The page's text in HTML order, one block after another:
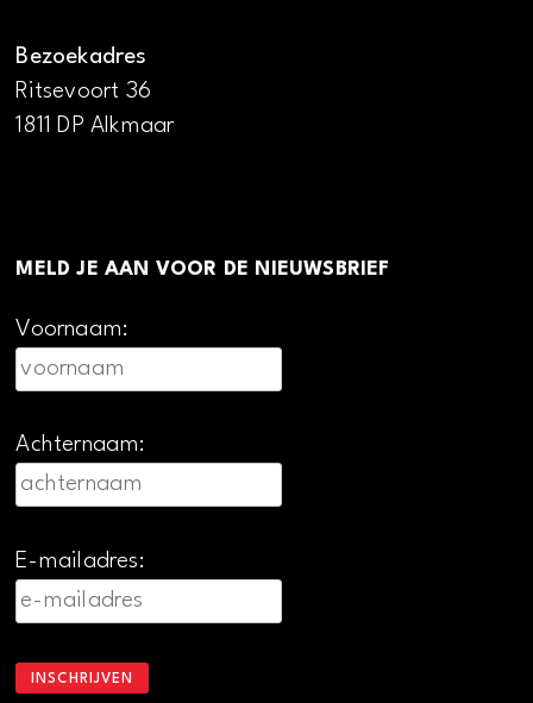
Bezoekadres
Ritsevoort 36
1811 DP Alkmaar
MELD JE AAN VOOR DE NIEUWSBRIEF
Voornaam:
Achternaam:
E-mailadres: